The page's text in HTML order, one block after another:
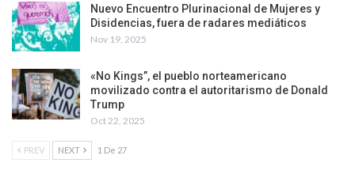
Nuevo Encuentro Plurinacional de Mujeres y
Disidencias, fuera de radares mediáticos
Nov 19, 2025
«No Kings”, el pueblo norteamericano
movilizado contra el autoritarismo de Donald
Trump
Oct 22, 2025
PREV NEXT 1 De 27